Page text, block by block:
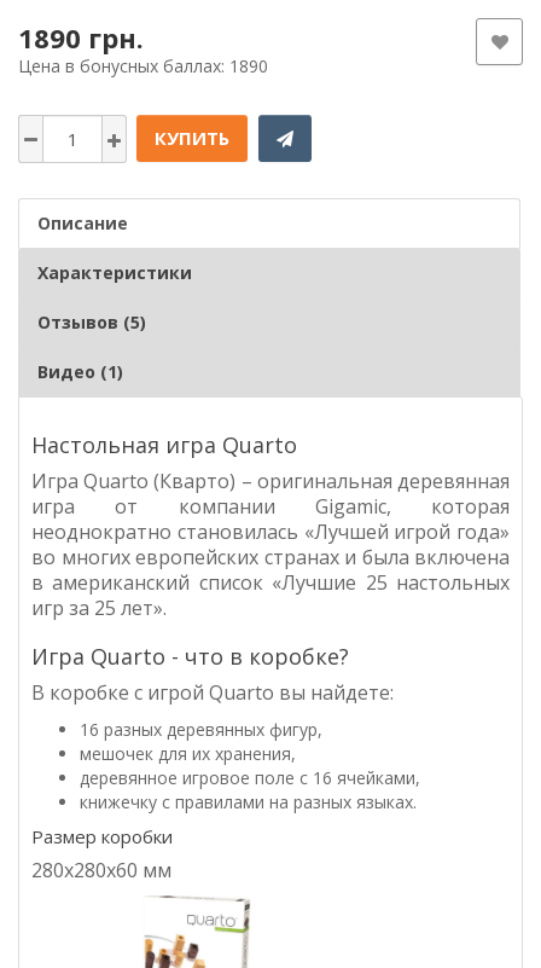
1890 грн.
Цена в бонусных баллах: 1890
КУПИТЬ
Описание
Характеристики
Отзывов (5)
Видео (1)
Настольная игра Quarto
ИграQuarto (Кварто) – оригинальная деревянная
игра от компании Gigamic, которая
неоднократно становилась «Лучшей игрой года»
во многих европейских странах и была включена
в американский список «Лучшие 25 настольных
игр за 25 лет».
Игра Quarto - что в коробке?
В коробке с игрой Quarto вы найдете:
16 разных деревянных фигур,
мешочек для их хранения,
деревянное игровое поле с 16 ячейками,
книжечку с правилами на разных языках.
Размер коробки
280х280х60 мм